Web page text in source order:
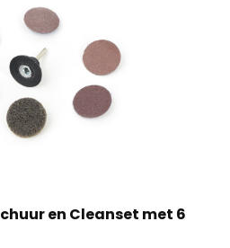
en Cleanset met 6